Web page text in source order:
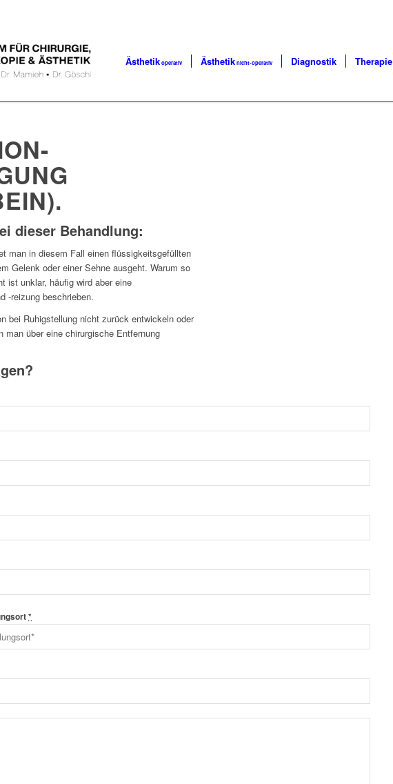
Ästhetikoperativ Ästhetiknicht-operativ Diagnostik Therapie
dieser Behandlung:
man in diesem Fall einen flüssigkeitsgefüllten
Gelenk oder einer Sehne ausgeht. Warum so
ist unklar, häufig wird aber eine
-reizung beschrieben.
bei Ruhigstellung nicht zurück entwickeln oder
man über eine chirurgische Entfernung
*